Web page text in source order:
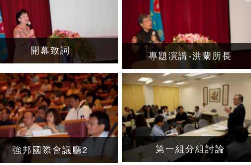
開幕致詞
專題演講-洪蘭所長
強邦國際會議廳2 第一組分組討論